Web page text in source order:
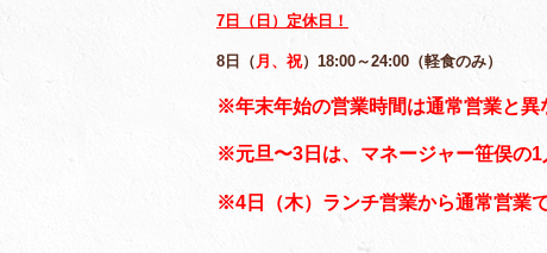
7日（日）定休日！
8日（月、祝）18:00～24:00（軽食のみ）
※年末年始の営業時間は通常営業と異
※元旦〜3日は、マネージャー笹俣の
※4日（木）ランチ営業から通常営業で